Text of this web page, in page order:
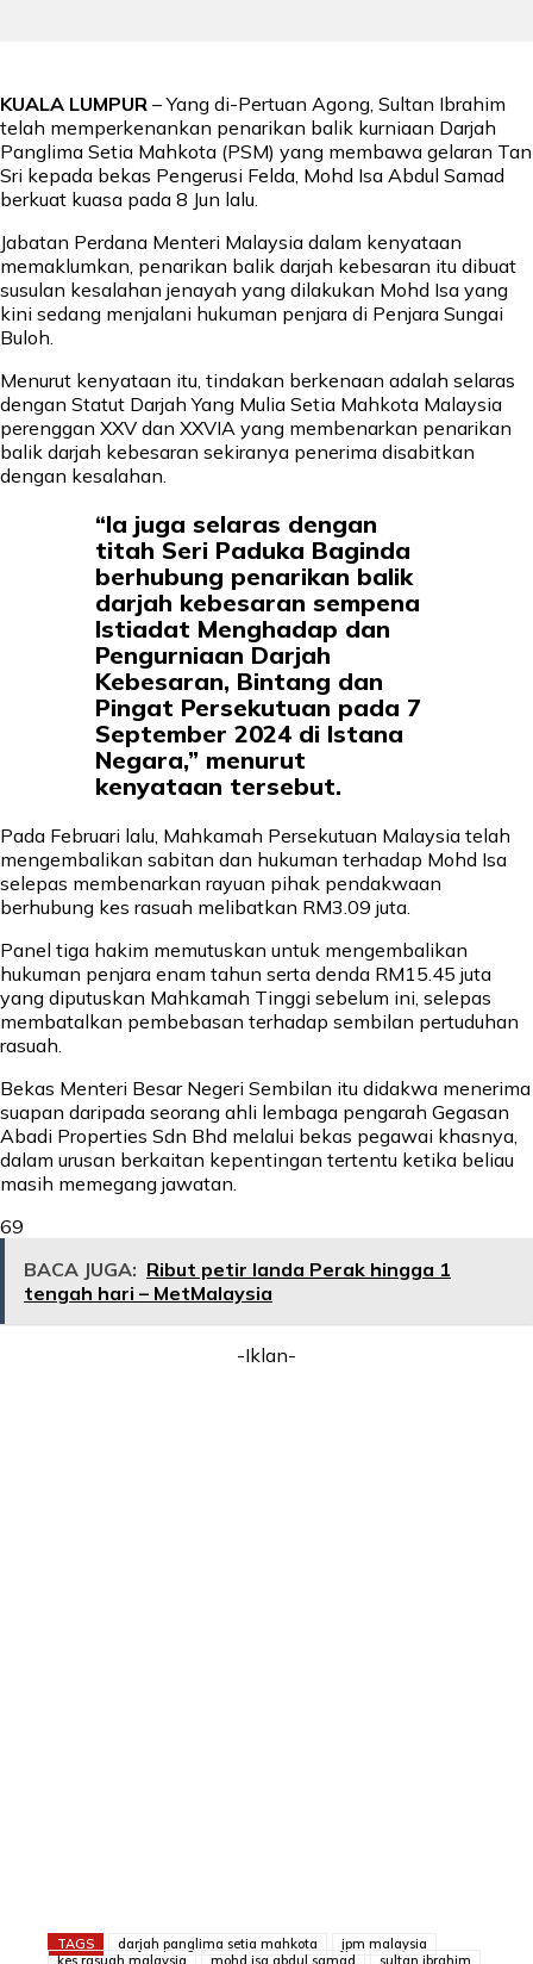
KUALA LUMPUR – Yang di-Pertuan Agong, Sultan Ibrahim
telah memperkenankan penarikan balik kurniaan Darjah
Panglima Setia Mahkota (PSM) yang membawa gelaran Tan
Sri kepada bekas Pengerusi Felda, Mohd Isa Abdul Samad
berkuat kuasa pada 8 Jun lalu.
Jabatan Perdana Menteri Malaysia dalam kenyataan
memaklumkan, penarikan balik darjah kebesaran itu dibuat
susulan kesalahan jenayah yang dilakukan Mohd Isa yang
kini sedang menjalani hukuman penjara di Penjara Sungai
Buloh.
Menurut kenyataan itu, tindakan berkenaan adalah selaras
dengan Statut Darjah Yang Mulia Setia Mahkota Malaysia
perenggan XXV dan XXVIA yang membenarkan penarikan
balik darjah kebesaran sekiranya penerima disabitkan
dengan kesalahan.
“Ia juga selaras dengan
titah Seri Paduka Baginda
berhubung penarikan balik
darjah kebesaran sempena
Istiadat Menghadap dan
Pengurniaan Darjah
Kebesaran, Bintang dan
Pingat Persekutuan pada 7
September 2024 di Istana
Negara,” menurut
kenyataan tersebut.
Pada Februari lalu, Mahkamah Persekutuan Malaysia telah
mengembalikan sabitan dan hukuman terhadap Mohd Isa
selepas membenarkan rayuan pihak pendakwaan
berhubung kes rasuah melibatkan RM3.09 juta.
Panel tiga hakim memutuskan untuk mengembalikan
hukuman penjara enam tahun serta denda RM15.45 juta
yang diputuskan Mahkamah Tinggi sebelum ini, selepas
membatalkan pembebasan terhadap sembilan pertuduhan
rasuah.
Bekas Menteri Besar Negeri Sembilan itu didakwa menerima
suapan daripada seorang ahli lembaga pengarah Gegasan
Abadi Properties Sdn Bhd melalui bekas pegawai khasnya,
dalam urusan berkaitan kepentingan tertentu ketika beliau
masih memegang jawatan.
69
BACA JUGA: Ribut petir landa Perak hingga 1
tengah hari – MetMalaysia
-Iklan-
TAGS darjah panglima setia mahkota
jpm malaysia